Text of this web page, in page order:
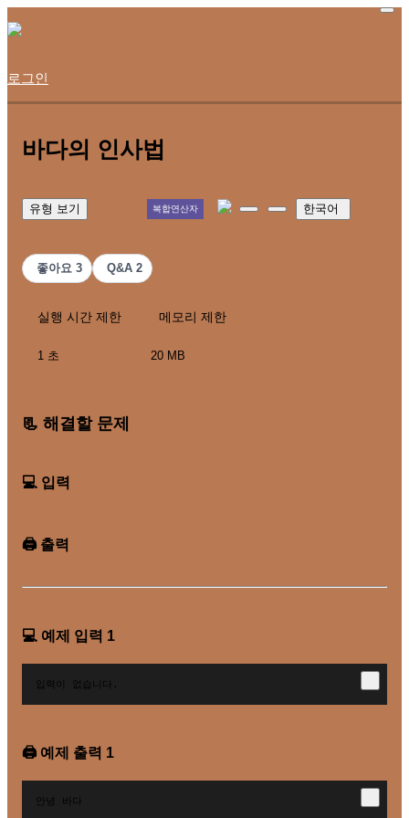
로그인
바다의 인사법
유형 보기 복합연산자 한국어
좋아요 3 Q&A 2
실행 시간 제한 메모리 제한
1 초 20 MB
📃 해결할 문제
💻 입력
🖨️ 출력
💻 예제 입력 1
입력이 없습니다.
🖨️ 예제 출력 1
안녕 바다